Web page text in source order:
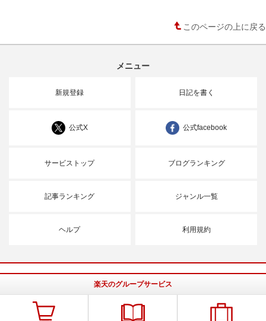
このページの上に戻る
メニュー
新規登録 日記を書く
公式X 公式facebook
サービストップ ブログランキング
記事ランキング ジャンル一覧
ヘルプ 利用規約
楽天のグループサービス